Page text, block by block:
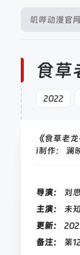
食草
2022
《食草老
i制作： 澜
导演：
刘
主演：
未知
更新：
备注：
第